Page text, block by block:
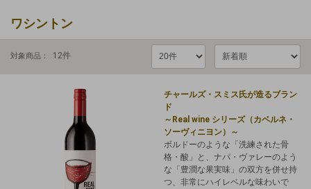
ワシントン
対象商品： 12件
チャールズ・スミス氏が造るブラン
ド
～Real wine シリーズ（カベルネ・
ソーヴィニヨン）～
ボルドーのような「洗練された骨
格・酸」と、ナパ・ヴァレーのよう
な「豊潤な果実味」の双方を併せ持
つ、非常にハイレベルな味わいで